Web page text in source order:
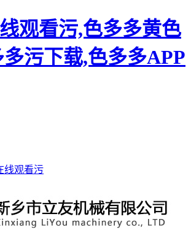
观看污,色多多黄色
污下载,色多多APP
线观看污